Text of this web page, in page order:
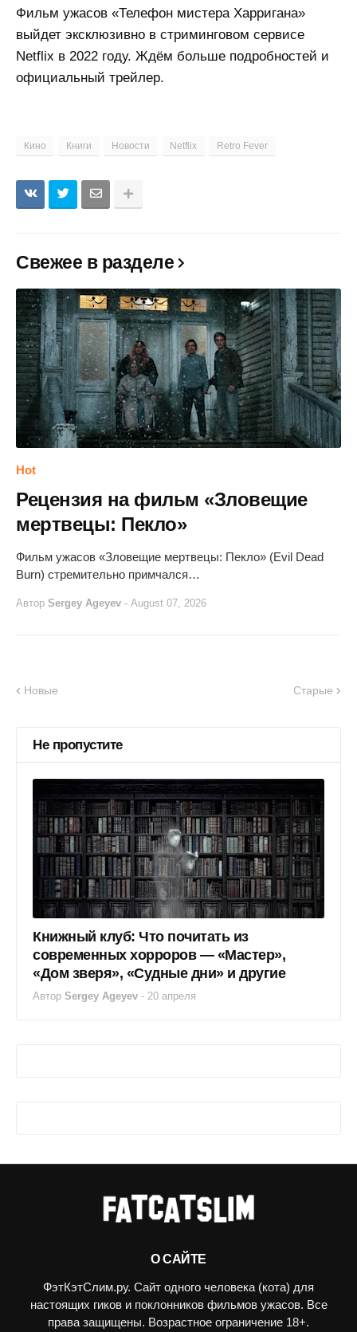
Фильм ужасов «Телефон мистера Харригана»
выйдет эксклюзивно в стриминговом сервисе
Netflix в 2022 году. Ждём больше подробностей и
официальный трейлер.
Кино Книги Новости Netflix Retro Fever
Свежее в разделе
Hot
Рецензия на фильм «Зловещие
мертвецы: Пекло»
Фильм ужасов «Зловещие мертвецы: Пекло» (Evil Dead
Burn) стремительно примчался…
Автор Sergey Ageyev - August 07, 2026
Новые Старые
Не пропустите
Книжный клуб: Что почитать из
современных хорроров — «Мастер»,
«Дом зверя», «Судные дни» и другие
Автор Sergey Ageyev - 20 апреля
О САЙТЕ
ФэтКэтСлим.ру. Сайт одного человека (кота) для
настоящих гиков и поклонников фильмов ужасов. Все
права защищены. Возрастное ограничение 18+.